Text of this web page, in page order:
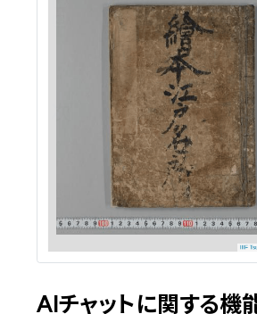
AIチャットに関する機